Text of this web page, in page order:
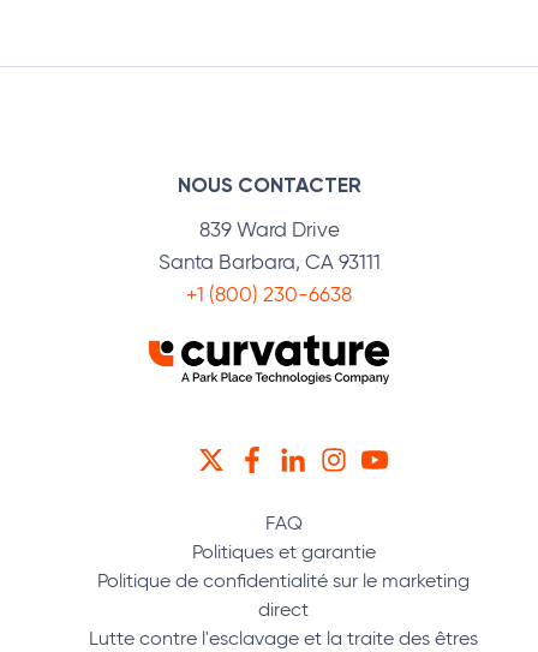
NOUS CONTACTER
839 Ward Drive
Santa Barbara, CA 93111
+1 (800) 230-6638
TWITTERFACEBOOK
LINKEDININSTAGRAM
YOUTUBE
FAQ
Politiques et garantie
Politique de confidentialité sur le marketing
direct
Lutte contre l'esclavage et la traite des êtres